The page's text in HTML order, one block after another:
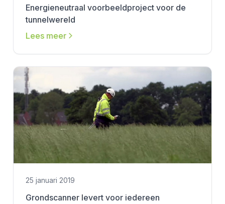
Energieneutraal voorbeeldproject voor de
tunnelwereld
Lees meer
25 januari 2019
Grondscanner levert voor iedereen